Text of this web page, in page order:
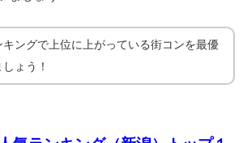
キングで上位に上がっている街コンを最優
ょう！